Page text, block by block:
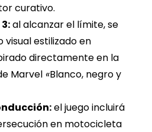
curativo.
al alcanzar el límite, se
estilizado en
directamente en la
Marvel «Blanco, negro y
el juego incluirá
en motocicleta